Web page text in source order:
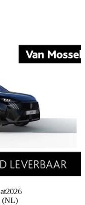
2026
(NL)